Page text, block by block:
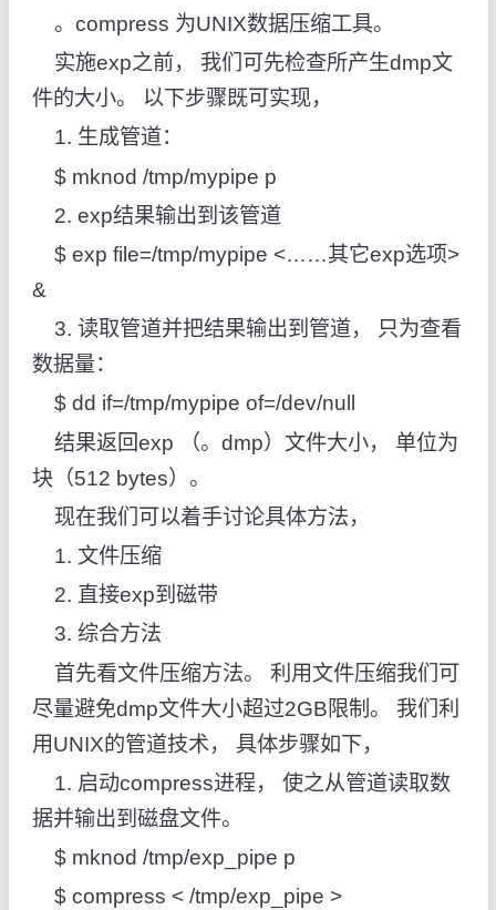
。compress 为UNIX数据压缩工具。
实施exp之前， 我们可先检查所产生dmp文
件的大小。 以下步骤既可实现，
1. 生成管道：
$ mknod /tmp/mypipe p
2. exp结果输出到该管道
$ exp file=/tmp/mypipe <……其它exp选项>
&
3. 读取管道并把结果输出到管道， 只为查看
数据量：
$ dd if=/tmp/mypipe of=/dev/null
结果返回exp （。dmp）文件大小， 单位为
块（512 bytes）。
现在我们可以着手讨论具体方法，
1. 文件压缩
2. 直接exp到磁带
3. 综合方法
首先看文件压缩方法。 利用文件压缩我们可
尽量避免dmp文件大小超过2GB限制。 我们利
用UNIX的管道技术， 具体步骤如下，
1. 启动compress进程， 使之从管道读取数
据并输出到磁盘文件。
$ mknod /tmp/exp_pipe p
$ compress < /tmp/exp_pipe >